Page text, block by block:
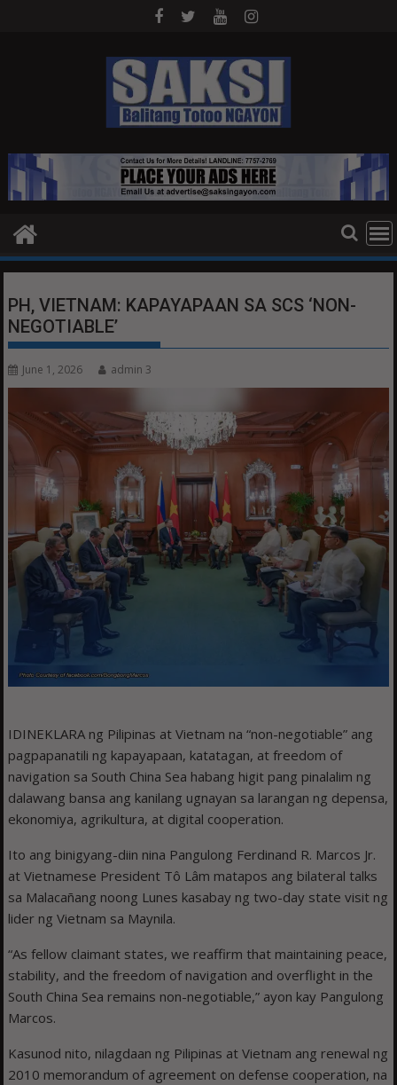
PH, VIETNAM: KAPAYAPAAN SA SCS ‘NON-
NEGOTIABLE’
June 1, 2026 admin 3
IDINEKLARA ng Pilipinas at Vietnam na “non-negotiable” ang
pagpapanatili ng kapayapaan, katatagan, at freedom of
navigation sa South China Sea habang higit pang pinalalim ng
dalawang bansa ang kanilang ugnayan sa larangan ng depensa,
ekonomiya, agrikultura, at digital cooperation.
Ito ang binigyang-diin nina Pangulong Ferdinand R. Marcos Jr.
at Vietnamese President Tô Lâm matapos ang bilateral talks
sa Malacañang noong Lunes kasabay ng two-day state visit ng
lider ng Vietnam sa Maynila.
“As fellow claimant states, we reaffirm that maintaining peace,
stability, and the freedom of navigation and overflight in the
South China Sea remains non-negotiable,” ayon kay Pangulong
Marcos.
Kasunod nito, nilagdaan ng Pilipinas at Vietnam ang renewal ng
2010 memorandum of agreement on defense cooperation, na